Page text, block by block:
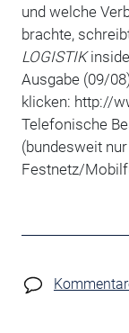
und welche
brachte,
LOGISTIK
Ausgabe (09/
klicken: http://
Telefonische
(bundesweit
Festnetz/